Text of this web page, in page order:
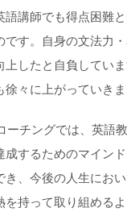
語講師でも得点困難
です。自身の文法力
上したと自負してい
々に上がっていきま
ーチングでは、英語
成するためのマイン
き、今後の人生にお
を持って取り組める